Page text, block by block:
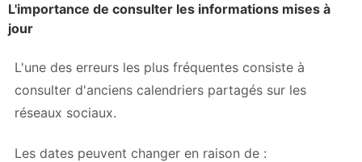
L'importance de consulter les informations mises à
jour
L'une des erreurs les plus fréquentes consiste à
consulter d'anciens calendriers partagés sur les
réseaux sociaux.
Les dates peuvent changer en raison de :